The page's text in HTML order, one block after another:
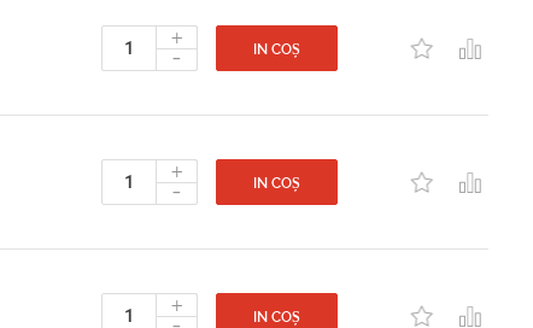
+
- IN COȘ
+
- IN COȘ
+ IN COȘ